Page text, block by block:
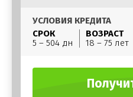
УСЛОВИЯ КРЕДИТА
СРОК
5 – 504 дн
ВОЗРАСТ
18 – 75 лет